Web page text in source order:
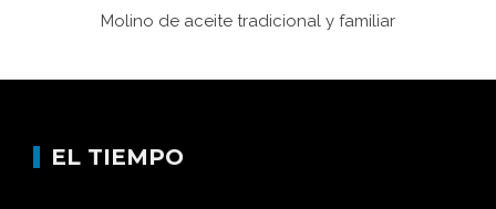
Molino de aceite tradicional y familiar
EL TIEMPO